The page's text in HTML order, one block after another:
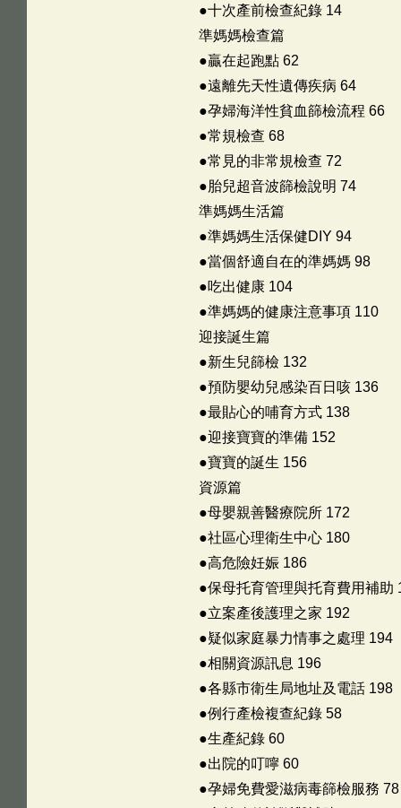
●十次產前檢查紀錄 14
準媽媽檢查篇
●贏在起跑點 62
●遠離先天性遺傳疾病 64
●孕婦海洋性貧血篩檢流程 66
●常規檢查 68
●常見的非常規檢查 72
●胎兒超音波篩檢說明 74
準媽媽生活篇
●準媽媽生活保健DIY 94
●當個舒適自在的準媽媽 98
●吃出健康 104
●準媽媽的健康注意事項 110
迎接誕生篇
●新生兒篩檢 132
●預防嬰幼兒感染百日咳 136
●最貼心的哺育方式 138
●迎接寶寶的準備 152
●寶寶的誕生 156
資源篇
●母嬰親善醫療院所 172
●社區心理衛生中心 180
●高危險妊娠 186
●保母托育管理與托育費用補助
●立案產後護理之家 192
●疑似家庭暴力情事之處理 194
●相關資源訊息 196
●各縣市衛生局地址及電話 198
●例行產檢複查紀錄 58
●生產紀錄 60
●出院的叮嚀 60
●孕婦免費愛滋病毒篩檢服務 78